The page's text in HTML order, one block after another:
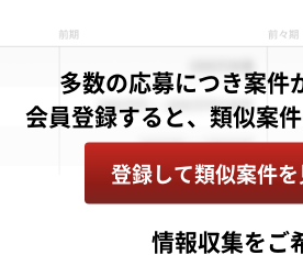
多数の応募につき案件
登録して類似案件を
情報収集をご